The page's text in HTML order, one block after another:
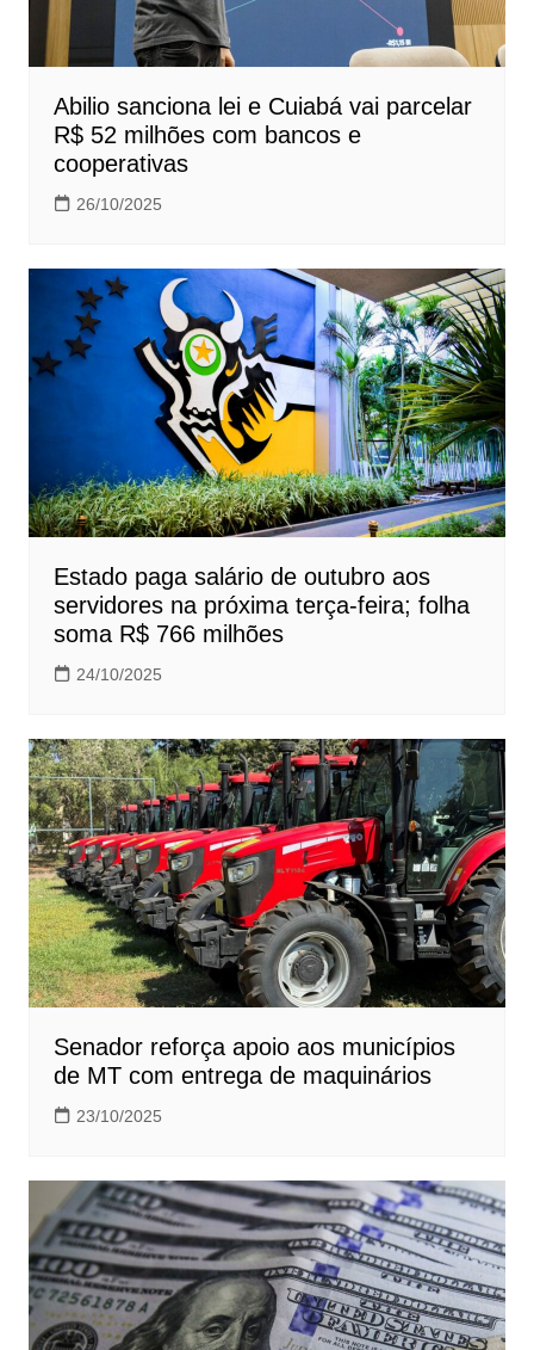
Abilio sanciona lei e Cuiabá vai parcelar
R$ 52 milhões com bancos e
cooperativas
26/10/2025
Estado paga salário de outubro aos
servidores na próxima terça-feira; folha
soma R$ 766 milhões
24/10/2025
Senador reforça apoio aos municípios
de MT com entrega de maquinários
23/10/2025